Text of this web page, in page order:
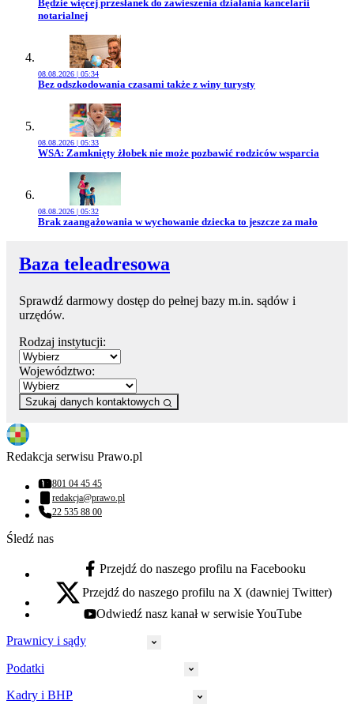
Będzie więcej przesłanek do zawieszenia działania kancelarii
notarialnej
08.08.2026 | 05:34
Przejdź do artykułu:
Bez odszkodowania czasami także z winy turysty
08.08.2026 | 05:33
Przejdź do artykułu:
WSA: Zamknięty żłobek nie może pozbawić rodziców wsparcia
08.08.2026 | 05:32
Przejdź do artykułu:
Brak zaangażowania w wychowanie dziecka to jeszcze za mało
Baza teleadresowa
Sprawdź darmowy dostęp do pełnej bazy m.in. sądów i
urzędów.
Rodzaj instytucji:
Województwo:
Szukaj danych kontaktowych
Redakcja serwisu Prawo.pl
Numer telefonu:
801 04 45 45
Adres email:
redakcja@prawo.pl
Numer telefonu:
22 535 88 00
Śledź nas
facebook - otwiera się w nowej karcie
Przejdź do naszego profilu na Facebooku
x - otwiera się w nowej karcie
Przejdź do naszego profilu na X (dawniej Twitter)
youtube - otwiera się w nowej karcie
Odwiedź nasz kanał w serwisie YouTube
Prawnicy i sądy
Prawnicy
Podatki
Kadry i BHP